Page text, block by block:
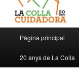
principal
Pàgina principal
20 anys de La Colla